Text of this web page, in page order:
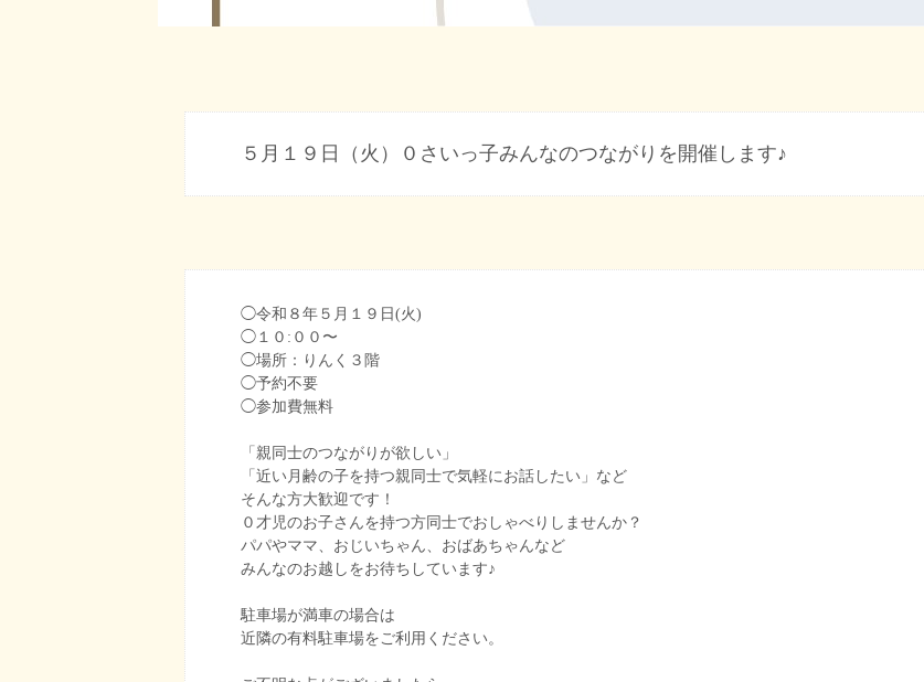
５月１９日（火）０さいっ子みんなのつながりを開催します♪
◯令和８年５月１９日(火)
◯ １０:００〜
◯場所：りんく３階
◯予約不要
◯参加費無料
「親同士のつながりが欲しい」
「近い月齢の子を持つ親同士で気軽にお話したい」など
そんな方大歓迎です！
０才児のお子さんを持つ方同士でおしゃべりしませんか？
パパやママ、おじいちゃん、おばあちゃんなど
みんなのお越しをお待ちしています♪
駐車場が満車の場合は
近隣の有料駐車場をご利用ください。